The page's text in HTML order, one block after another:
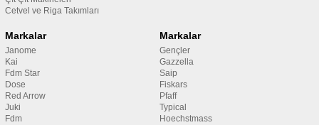
Cetvel ve Riga Takımları
Markalar
Janome
Kai
Fdm Star
Dose
Red Arrow
Juki
Fdm
Markalar
Gençler
Gazzella
Saip
Fiskars
Pfaff
Typical
Hoechstmass